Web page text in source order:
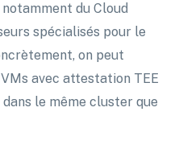
du Cloud
spécialisés pour le
on peut
avec attestation TEE
le même cluster que